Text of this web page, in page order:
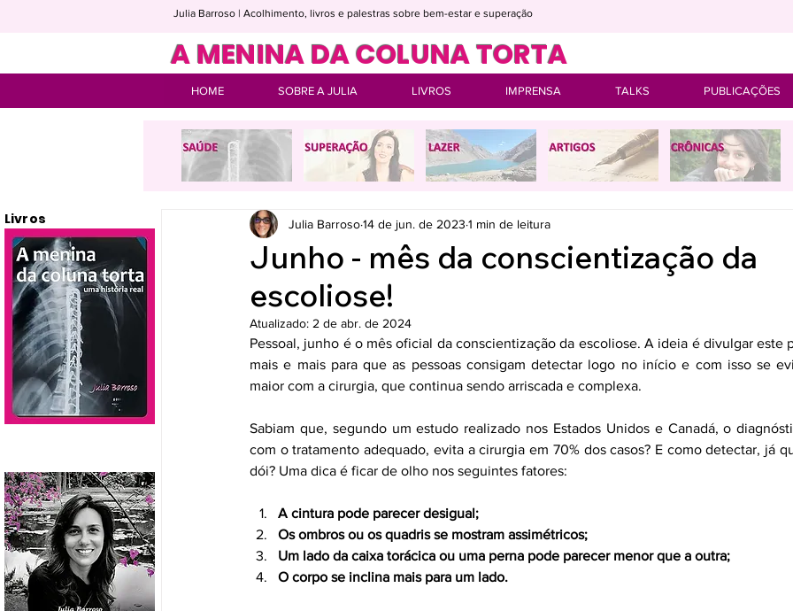
Julia Barroso | Acolhimento, livros e palestras sobre bem-estar e superação
A MENINA DA COLUNA TORTA
HOME SOBRE A JULIA LIVROS IMPRENSA TALKS PUBLICAÇÕES
Livros
Junho - mês da conscientização da
escoliose!
Julia Barroso14 de jun. de 2023 1 min de leitura
Atualizado: 2 de abr. de 2024
Pessoal, junho é o mês oficial da conscientização da escoliose. A ideia é divulgar este
mais e mais para que as pessoas consigam detectar logo no início e com isso se
maior com a cirurgia, que continua sendo arriscada e complexa.
Sabiam que, segundo um estudo realizado nos Estados Unidos e Canadá, o
com o tratamento adequado, evita a cirurgia em 70% dos casos? E como detectar, já
dói? Uma dica é ficar de olho nos seguintes fatores:
A cintura pode parecer desigual;
Os ombros ou os quadris se mostram assimétricos;
Um lado da caixa torácica ou uma perna pode parecer menor que a outra;
O corpo se inclina mais para um lado.